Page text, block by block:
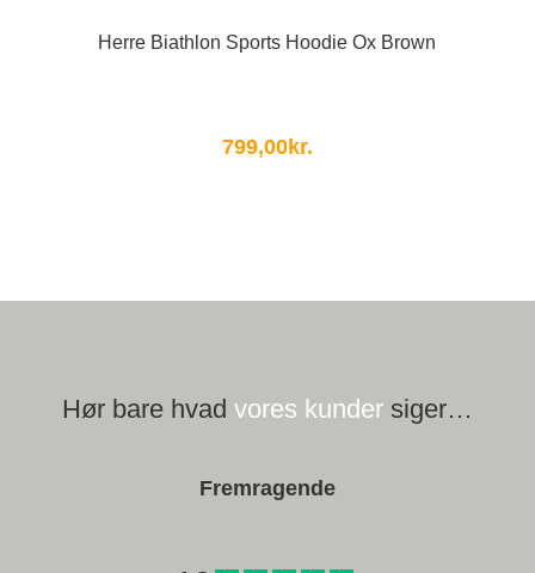
Herre Biathlon Sports Hoodie Ox Brown
799,00kr.
Hør bare hvad vores kundersiger…
Fremragende